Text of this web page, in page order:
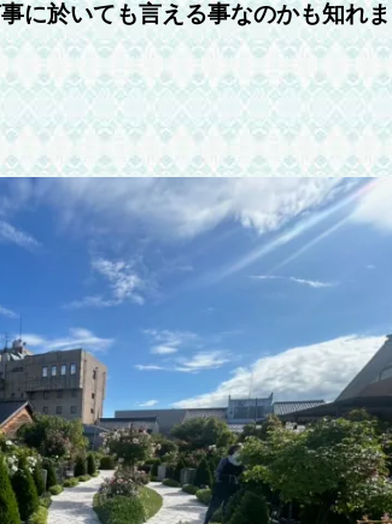
に於いても言える事なのかも知れま